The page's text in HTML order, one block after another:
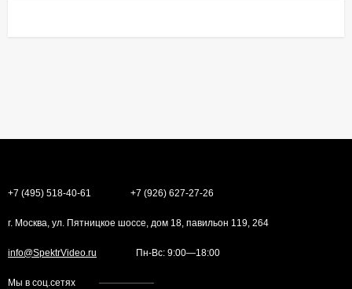
+7 (495) 518-40-61 +7 (926) 627-27-26
г. Москва, ул. Пятницкое шоссе, дом 18, павильон 119, 264
info@SpektrVideo.ru Пн-Вс: 9:00—18:00
Мы в соц.сетях